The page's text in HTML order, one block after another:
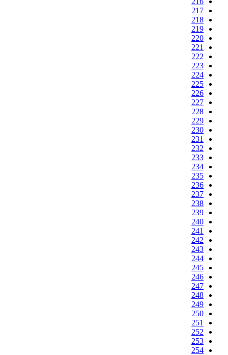
217
218
219
220
221
222
223
224
225
226
227
228
229
230
231
232
233
234
235
236
237
238
239
240
241
242
243
244
245
246
247
248
249
250
251
252
253
254